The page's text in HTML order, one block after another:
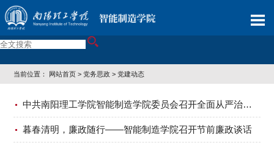
当前位置： 网站首页 >党务思政 >党建动态
中共南阳理工学院智能制造学院委员会召开全面从严治党专题工作会
暮春清明，廉政随行——智能制造学院召开节前廉政谈话